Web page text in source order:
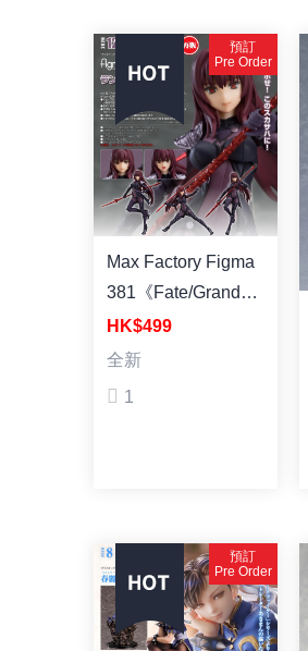
預訂
Pre Order
Max Factory Figma
381《Fate/Grand
Order》Lancer/斯卡
薩哈 (再販)
HK$499
全新
1
預訂
Pre Order